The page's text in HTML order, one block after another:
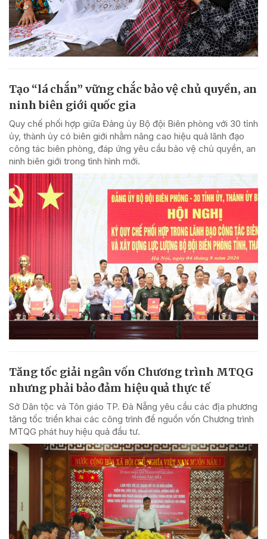
Tạo “lá chắn” vững chắc bảo vệ chủ quyền, an
ninh biên giới quốc gia
Quy chế phối hợp giữa Đảng ủy Bộ đội Biên phòng với 30 tỉnh
ủy, thành ủy có biên giới nhằm nâng cao hiệu quả lãnh đạo
công tác biên phòng, đáp ứng yêu cầu bảo vệ chủ quyền, an
ninh biên giới trong tình hình mới.
Tăng tốc giải ngân vốn Chương trình MTQG
nhưng phải bảo đảm hiệu quả thực tế
Sở Dân tộc và Tôn giáo TP. Đà Nẵng yêu cầu các địa phương
tăng tốc triển khai các công trình để nguồn vốn Chương trình
MTQG phát huy hiệu quả đầu tư.